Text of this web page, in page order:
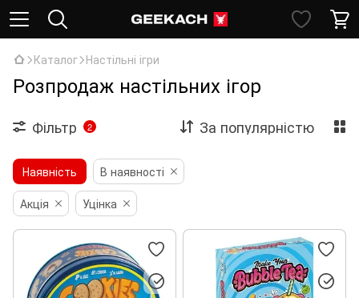
Каталог Настільні ігри
Розпродаж настільних ігор
Фільтр 2 За популярністю
Наявність
В наявності
Акція
Уцінка